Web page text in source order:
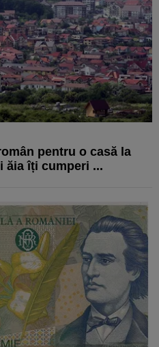
pentru o casă la
ăia îți cumperi ...